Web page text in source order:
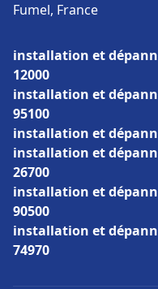
Fumel, France
installation et
12000
installation et
95100
installation et
installation et
26700
installation et
90500
installation et
74970